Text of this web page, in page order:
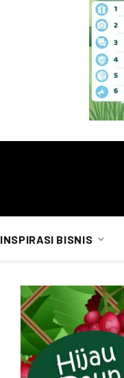
INSPIRASI BISNIS